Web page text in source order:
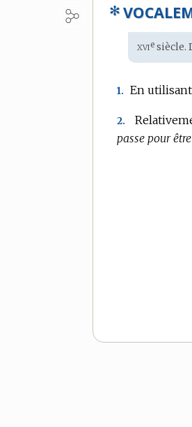
✻
:
xvie siècle.
1. En
2.
passe pour